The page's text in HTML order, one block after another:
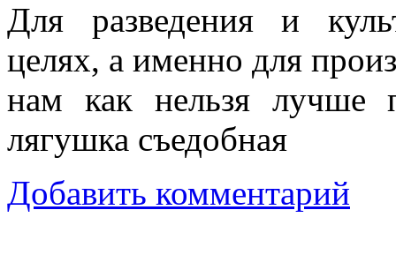
Для разведения и
целях, а именно для
нам как нельзя лучше
лягушка съедобная
Добавить комментарий